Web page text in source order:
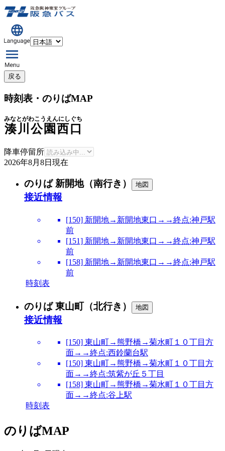
戻る
時刻表・のりばMAP
湊川公園西口
みなとがわこうえんにしぐち
降車停留所
2026年8月8日 現在
のりば 新開地（南行き） 地図
接近情報
[150] 新開地→新開地東口→→終点:神戸駅
前
[151] 新開地→新開地東口→→終点:神戸駅
前
[158] 新開地→新開地東口→→終点:神戸駅
前
時刻表
のりば 東山町（北行き） 地図
接近情報
[150] 東山町→熊野橋→菊水町１０丁目方
面→→終点:西鈴蘭台駅
[150] 東山町→熊野橋→菊水町１０丁目方
面→→終点:筑紫が丘５丁目
[158] 東山町→熊野橋→菊水町１０丁目方
面→→終点:谷上駅
時刻表
のりばMAP